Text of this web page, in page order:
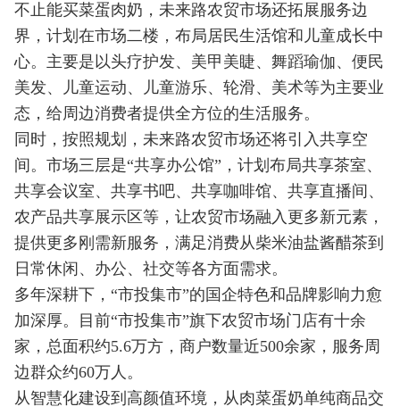
不止能买菜蛋肉奶，未来路农贸市场还拓展服务边
界，计划在市场二楼，布局居民生活馆和儿童成长中
心。主要是以头疗护发、美甲美睫、舞蹈瑜伽、便民
美发、儿童运动、儿童游乐、轮滑、美术等为主要业
态，给周边消费者提供全方位的生活服务。
同时，按照规划，未来路农贸市场还将引入共享空
间。市场三层是“共享办公馆”，计划布局共享茶室、
共享会议室、共享书吧、共享咖啡馆、共享直播间、
农产品共享展示区等，让农贸市场融入更多新元素，
提供更多刚需新服务，满足消费从柴米油盐酱醋茶到
日常休闲、办公、社交等各方面需求。
多年深耕下，“市投集市”的国企特色和品牌影响力愈
加深厚。目前“市投集市”旗下农贸市场门店有十余
家，总面积约5.6万方，商户数量近500余家，服务周
边群众约60万人。
从智慧化建设到高颜值环境，从肉菜蛋奶单纯商品交